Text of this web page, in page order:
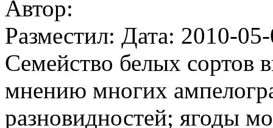
Автор:
Разместил: Дата: 2010-
Семейство белых сортов
мнению многих
разновидностей; ягоды